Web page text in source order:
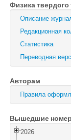
Журнал
Письма в
Физика
Физика и
Оптика и
Поиск
Войти
Физика твердого
Описание
Редакционная
Статистика
Переводная
Авторам
Правила
Вышедшие
2026